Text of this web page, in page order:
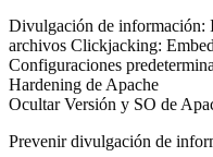
Divulgación de información:
archivos Clickjacking:
Configuraciones
Hardening de Apache
Ocultar Versión y SO de
Prevenir divulgación de